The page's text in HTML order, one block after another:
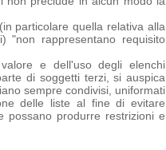
particolare quella relativa alla
"non rappresentano requisito
e dell'uso degli elenchi
di soggetti terzi, si auspica
sempre condivisi, uniformati
delle liste al fine di evitare
possano produrre restrizioni e